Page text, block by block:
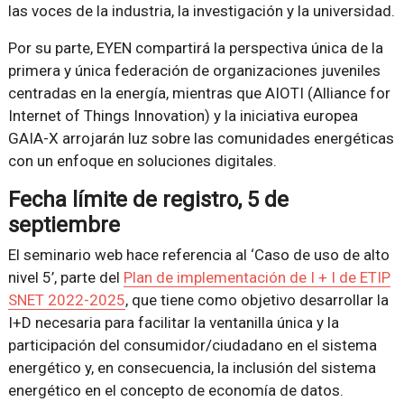
las voces de la industria, la investigación y la universidad.
Por su parte, EYEN compartirá la perspectiva única de la
primera y única federación de organizaciones juveniles
centradas en la energía, mientras que AIOTI (Alliance for
Internet of Things Innovation) y la iniciativa europea
GAIA-X arrojarán luz sobre las comunidades energéticas
con un enfoque en soluciones digitales.
Fecha límite de registro, 5 de
septiembre
El seminario web hace referencia al ‘Caso de uso de alto
nivel 5’, parte del Plan de implementación de I + I de ETIP
SNET 2022-2025, que tiene como objetivo desarrollar la
I+D necesaria para facilitar la ventanilla única y la
participación del consumidor/ciudadano en el sistema
energético y, en consecuencia, la inclusión del sistema
energético en el concepto de economía de datos.